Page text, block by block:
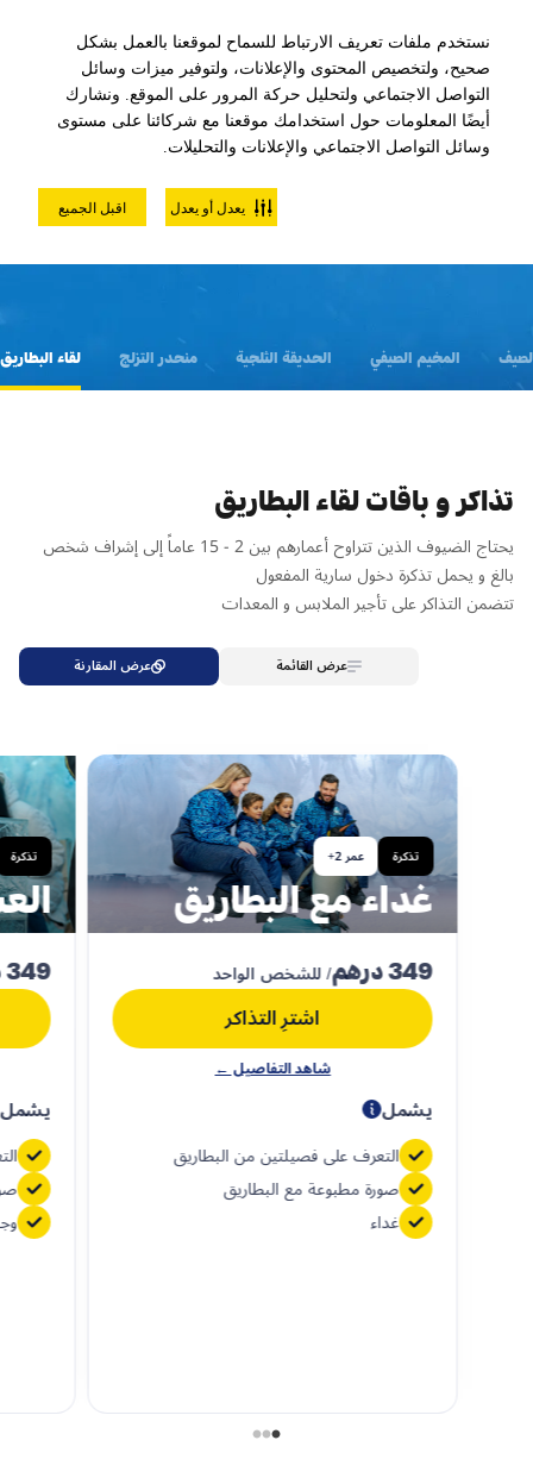
نستخدم ملفات تعريف الارتباط للسماح لموقعنا بالعمل بشكل
صحيح، ولتخصيص المحتوى والإعلانات، ولتوفير ميزات وسائل
التواصل الاجتماعي ولتحليل حركة المرور على الموقع. ونشارك
أيضًا المعلومات حول استخدامك موقعنا مع شركائنا على مستوى
وسائل التواصل الاجتماعي والإعلانات والتحليلات.
اقبل الجميع يعدل أو يعدل
التذاكر و الباقات
المخيم الصيفي الحديقة الثلجية منحدر التزلج لقاء البطاريق
تذاكر و باقات لقاء البطاريق
يحتاج الضيوف الذين تتراوح أعمارهم بين 2 - 15 عاماً إلى إشراف شخص
بالغ و يحمل تذكرة دخول سارية المفعول
تتضمن التذاكر على تأجير الملابس و المعدات
عرض القائمة عرض المقارنة
تذكرة عمر 2+
غداء مع البطاريق
349 درهم / للشخص الواحد
اشترِ التذاكر
شاهد التفاصيل ←
يشمل
التعرف على فصيلتين من البطاريق
صورة مطبوعة مع البطاريق
غداء
تذكرة
349 درهم
يشمل